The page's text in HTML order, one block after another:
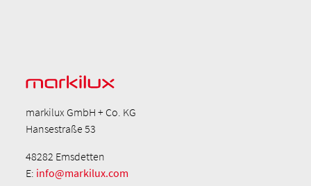
markilux GmbH + Co. KG
Hansestraße 53
48282 Emsdetten
E: info@markilux.com